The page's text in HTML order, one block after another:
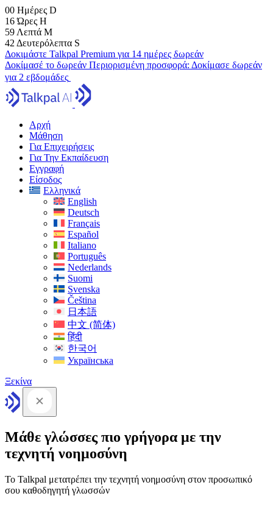
00 Ημέρες D
16 Ώρες H
59 Λεπτά M
41 Δευτερόλεπτα S
Δοκιμάστε Talkpal Premium για 14 ημέρες δωρεάν
Δοκίμασέ το δωρεάν Περιορισμένη προσφορά: Δοκίμασε δωρεάν
για 2 εβδομάδες
Αρχή
Μάθηση
Για Επιχειρήσεις
Για Την Εκπαίδευση
Εγγραφή
Είσοδος
Ελληνικά
English
Deutsch
Français
Español
Italiano
Português
Nederlands
Suomi
Svenska
Čeština
日本語
中文 (简体)
हिंदी
한국어
Українська
Ξεκίνα
Μάθε γλώσσες πιο γρήγορα με την
τεχνητή νοημοσύνη
Το Talkpal μετατρέπει την τεχνητή νοημοσύνη στον προσωπικό
σου καθοδηγητή γλωσσών